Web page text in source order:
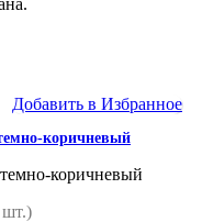
Добавить в Избранное
коричневый
коричневый
шт.)